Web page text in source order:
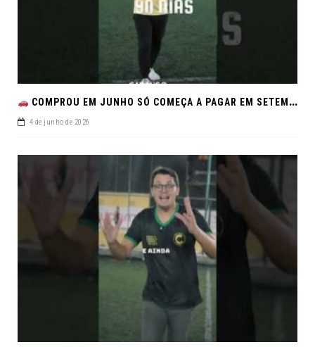
COMPROU EM JUNHO SÓ COMEÇA A PAGAR EM SETEMBRO!NO FEIRÃO DE VERDADE EM ARACJU
4 de junho de 2026